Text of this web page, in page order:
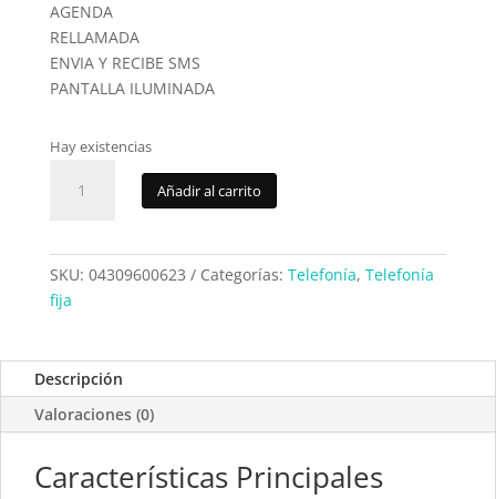
AGENDA
RELLAMADA
ENVIA Y RECIBE SMS
PANTALLA ILUMINADA
Hay existencias
GSM
WP623
cantidad
Añadir al carrito
SKU: 04309600623 Categorías: Telefonía, Telefonía
fija
Descripción
Valoraciones (0)
Características Principales